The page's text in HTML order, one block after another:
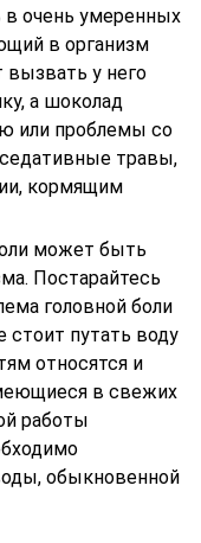
очень умеренных
в организм
у него
а шоколад
или проблемы со
травы,
кормящим
может быть
Постарайтесь
головной боли
стоит путать воду
относятся и
в свежих
работы
обыкновенной